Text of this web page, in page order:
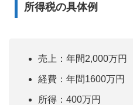
所得税の具体例
売上：年間2,000万円
経費：年間1600万円
所得：400万円